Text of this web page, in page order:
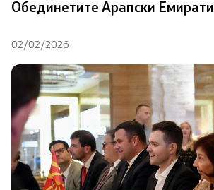
Внатрешна организација
Теми
ЕУ Членство
НАТО Членство
Обединетите Арапски Емирати
02/02/2026